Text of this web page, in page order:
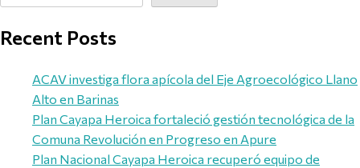
Recent Posts
ACAV investiga flora apícola del Eje Agroecológico Llano
Alto en Barinas
Plan Cayapa Heroica fortaleció gestión tecnológica de la
Comuna Revolución en Progreso en Apure
Plan Nacional Cayapa Heroica recuperó equipo de